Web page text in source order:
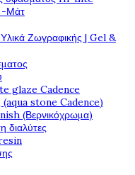
-Μάτ
Ζωγραφικής | Gel &
glaze Cadence
(aqua stone Cadence)
(Βερνικόχρωμα)
διαλύτες